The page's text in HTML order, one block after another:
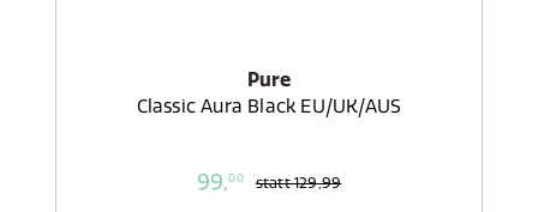
Pure
Classic Aura Black EU/UK/AUS
99,00 statt129,99